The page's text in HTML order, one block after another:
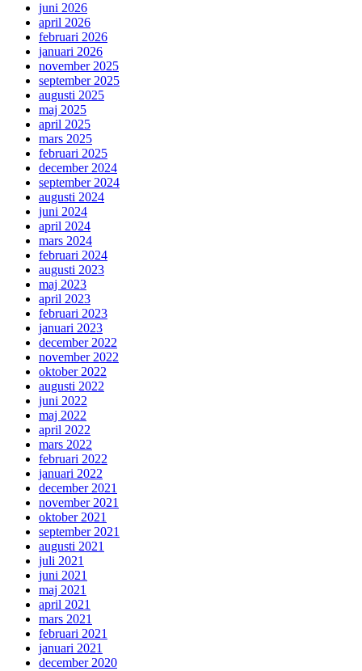
juni 2026
april 2026
februari 2026
januari 2026
november 2025
september 2025
augusti 2025
maj 2025
april 2025
mars 2025
februari 2025
december 2024
september 2024
augusti 2024
juni 2024
april 2024
mars 2024
februari 2024
augusti 2023
maj 2023
april 2023
februari 2023
januari 2023
december 2022
november 2022
oktober 2022
augusti 2022
juni 2022
maj 2022
april 2022
mars 2022
februari 2022
januari 2022
december 2021
november 2021
oktober 2021
september 2021
augusti 2021
juli 2021
juni 2021
maj 2021
april 2021
mars 2021
februari 2021
januari 2021
december 2020